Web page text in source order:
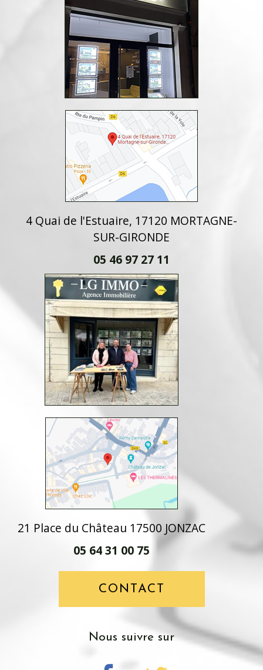
4 Quai de l'Estuaire, 17120 MORTAGNE-
SUR-GIRONDE
05 46 97 27 11
21 Place du Château 17500 JONZAC
05 64 31 00 75
CONTACT
nous suivre sur